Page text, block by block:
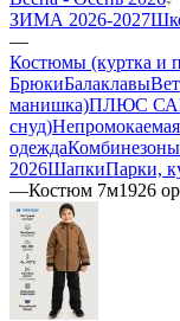
ЗИМА 2026-2027
—
Костюмы (куртка и
БрюкиБалаклавы
манишка)ПЛЮС
снуд)Непромокаемая
одеждаКомбинезоны
2026ШапкиПарки,
—Костюм 7м1926